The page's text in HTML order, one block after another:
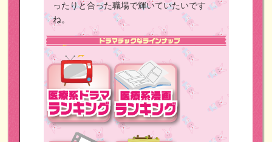
ったりと合った職場で輝いていたいです
ね。